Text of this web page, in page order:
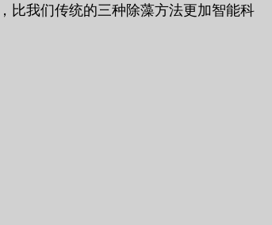
比我们传统的三种除藻方法更加智能科